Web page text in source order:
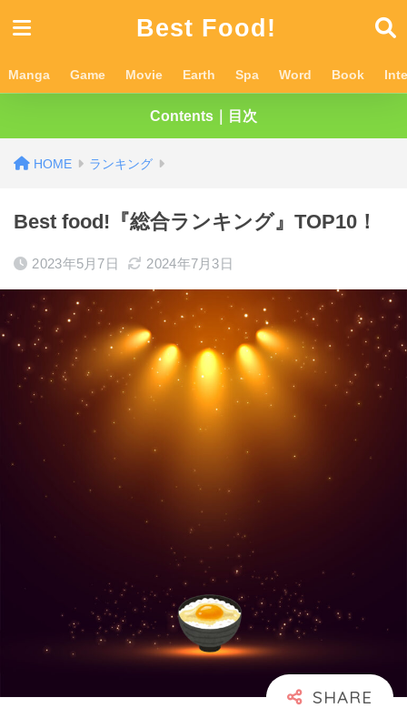
Best Food!
Manga Game Movie Earth Spa Word Book
Contents｜目次
ランキング
Best food!『総合ランキング』TOP10！
2023年5月7日 2024年7月3日